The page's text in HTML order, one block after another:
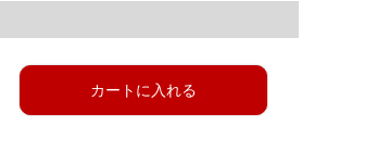
カートに入れる